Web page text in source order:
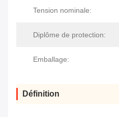
Tension nominale:
Diplôme de protection:
Emballage:
Définition